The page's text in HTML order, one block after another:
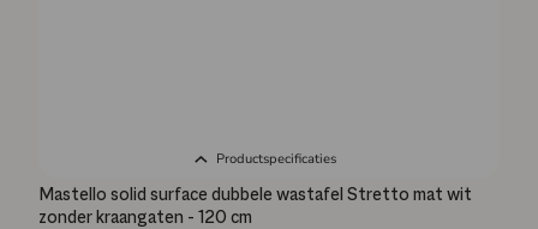
Productspecificaties
Mastello solid surface dubbele wastafel Stretto mat wit
zonder kraangaten - 120 cm